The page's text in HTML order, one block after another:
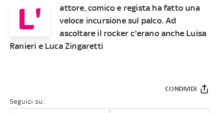
L'
attore, comico e regista ha fatto una
veloce incursione sul palco. Ad
ascoltare il rocker c'erano anche Luisa
Ranieri e Luca Zingaretti
Seguici su:
CONDIVIDI